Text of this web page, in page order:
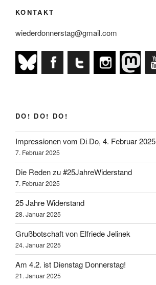
KONTAKT
wiederdonnerstag@gmail.com
DO! DO! DO!
Impressionen vom D̶i̶ Do, 4. Februar 2025
7. Februar 2025
Die Reden zu #25JahreWiderstand
7. Februar 2025
25 Jahre Widerstand
28. Januar 2025
Grußbotschaft von Elfriede Jelinek
24. Januar 2025
Am 4.2. ist Dienstag Donnerstag!
21. Januar 2025